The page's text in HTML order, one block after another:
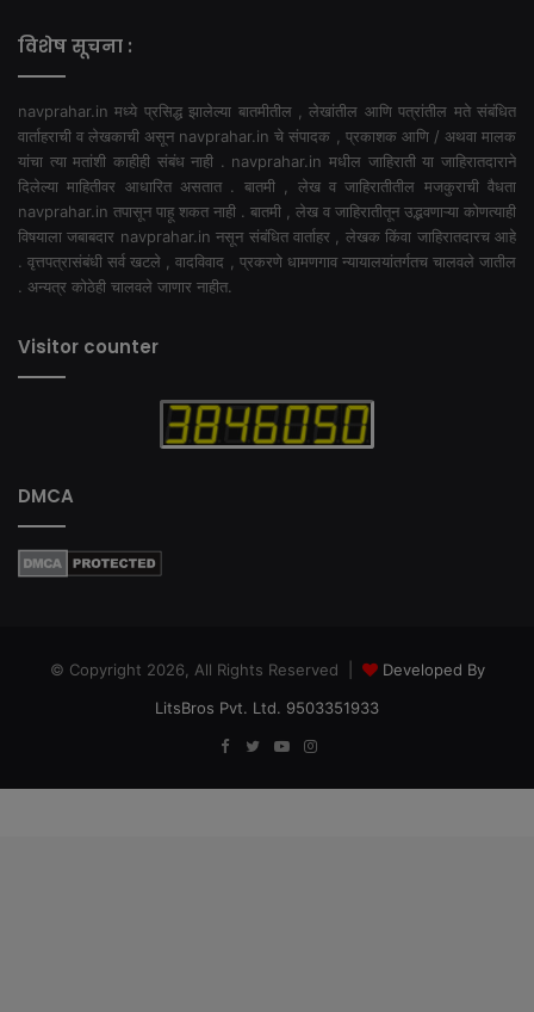
विशेष सूचना :
navprahar.in मध्ये प्रसिद्ध झालेल्या बातमीतील , लेखांतील आणि पत्रांतील मते संबंधित
वार्ताहराची व लेखकाची असून navprahar.in चे संपादक , प्रकाशक आणि / अथवा मालक
यांचा त्या मतांशी काहीही संबंध नाही . navprahar.in मधील जाहिराती या जाहिरातदाराने
दिलेल्या माहितीवर आधारित असतात . बातमी , लेख व जाहिरातीतील मजकुराची वैधता
navprahar.in तपासून पाहू शकत नाही . बातमी , लेख व जाहिरातीतून उद्भवणाऱ्या कोणत्याही
विषयाला जबाबदार navprahar.in नसून संबंधित वार्ताहर , लेखक किंवा जाहिरातदारच आहे
. वृत्तपत्रासंबंधी सर्व खटले , वादविवाद , प्रकरणे धामणगाव न्यायालयांतर्गतच चालवले जातील
. अन्यत्र कोठेही चालवले जाणार नाहीत.
Visitor counter
DMCA
© Copyright 2026, All Rights Reserved |
Developed By
LitsBros Pvt. Ltd. 9503351933
FacebookTwitterYouTubeInstagram